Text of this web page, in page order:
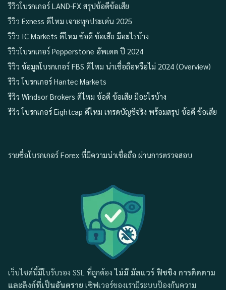
รีวิวโบรกเกอร์ LAND-FX สรุปข้อดีข้อเสีย
รีวิว Exness ดีไหม เจาะทุกประเด่น 2025
รีวิว IC Markets ดีไหม ข้อดี ข้อเสีย มีอะไรบ้าง
รีวิวโบรกเกอร์ Pepperstone อัพเดต ปี 2024
รีวิว ข้อมูลโบรกเกอร์ FBS ดีไหม น่าเชื่อถือหรือไม่ 2024 (Overview)
รีวิว โบรกเกอร์ Hantec Markets
รีวิว Windsor Brokers ดีไหม ข้อดี ข้อเสีย มีอะไรบ้าง
รีวิว โบรกเกอร์ Eightcap ดีไหม เทรดบัญชีจริง พร้อมสรุป ข้อดี ข้อเสีย
รายชื่อโบรกเกอร์ Forex ที่มีความน่าเชื่อถือ ผ่านการตรวจสอบ
เว็บไซต์นี้มีใบรับรอง SSL ที่ถูกต้องไม่มี มัลแวร์ ฟิชชิง การติดตาม
และลิงก์ที่เป็นอันตราย เซิฟเวอร์ของเรามีระบบป้องกันความ